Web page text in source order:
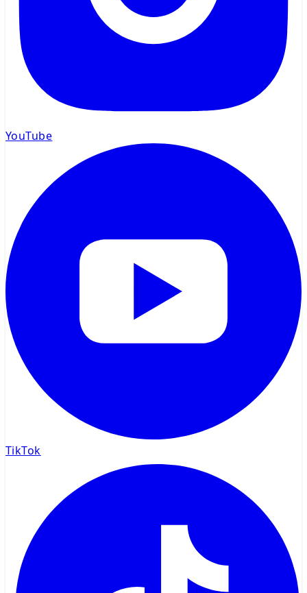
YouTube
TikTok